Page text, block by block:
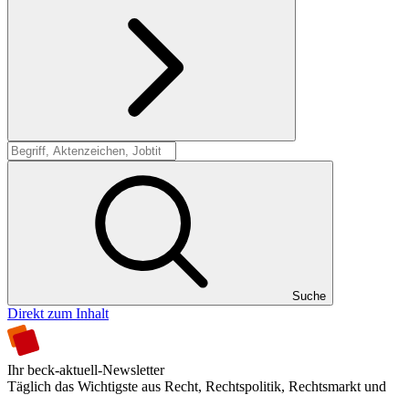
Suche
Suche
Direkt zum Inhalt
Ihr beck-aktuell-Newsletter
Täglich das Wichtigste aus Recht, Rechtspolitik, Rechtsmarkt und